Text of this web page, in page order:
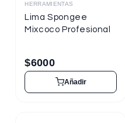
Destacado
HERRAMIENTAS
Lima Spongee
Mixcoco Profesional
$6000
Añadir